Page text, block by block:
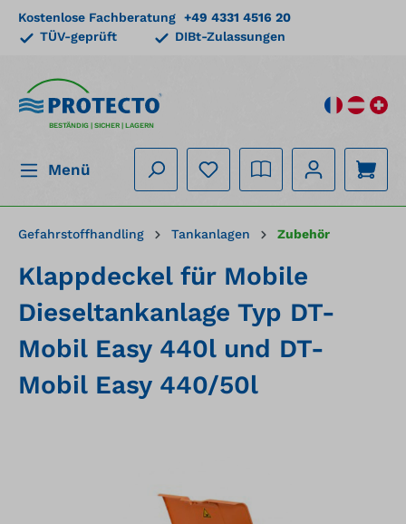
springen
Kostenlose Fachberatung +49 4331 4516 20
TÜV-geprüft
DIBt-Zulassungen
BESTÄNDIG | SICHER | LAGERN
Menü
Gefahrstoffhandling Tankanlagen Zubehör
Klappdeckel für Mobile
Dieseltankanlage Typ DT-
Mobil Easy 440l und DT-
Mobil Easy 440/50l